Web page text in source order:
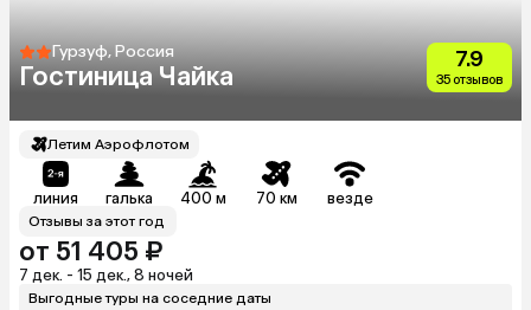
Гурзуф, Россия
Гостиница Чайка
7.9
35 отзывов
Летим Аэрофлотом
линия галька 400 м 70 км везде
Отзывы за этот год
от 51 405 ₽
7 дек. - 15 дек., 8 ночей
Выгодные туры на соседние даты